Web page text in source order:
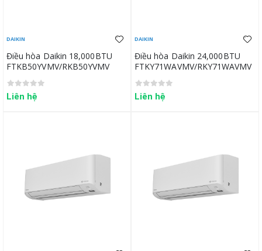
DAIKIN
Điều hòa Daikin 18,000BTU
FTKB50YVMV/RKB50YVMV
Liên hệ
DAIKIN
Điều hòa Daikin 24,000BTU
FTKY71WAVMV/RKY71WAVMV
Liên hệ